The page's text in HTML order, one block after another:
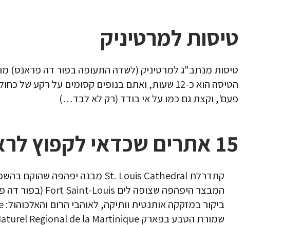
טיסות למרטיניק
הטיסה הוא כ-12 שעות, ואתם בנופים קסומים על
פעם', וקצת גם כמו על אי בודד (רק לא לבד…)
15 אתרים שכדאי לקפוץ לראות במרטיניק
קתדרלת St. Louis Cathedral מבנה יפהפה שהוקם בהשפעות
המבצר היפהפה שצופה לים Fort Saint-Louis (בפור דה פראנס) אתר המקום: tourisme-centre.fr.
ביקור במזקקה אותנטית וותיקה, לאוהבי הרום והאלכוהול: Distillerie la Favorite (בפור דה פראנס).